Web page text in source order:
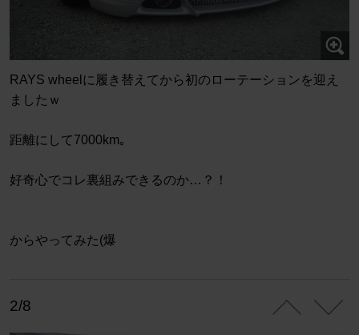
RAYS wheelに履き替えてから初のローテーションを迎え
ましたｗ
距離にして7000km｡
好奇心でコレ裏組みできるのか…？！
からやってみた(爆
2/8